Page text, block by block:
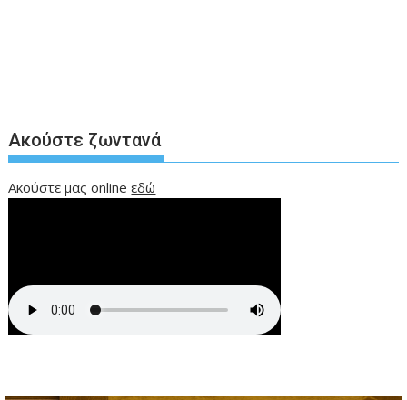
Ακούστε ζωντανά
Ακούστε μας onlineεδώ